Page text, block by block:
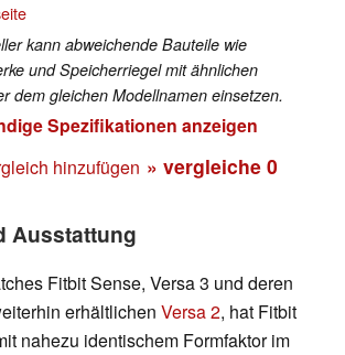
kann abweichende Bauteile wie
und Speicherriegel mit ähnlichen
dem gleichen Modellnamen einsetzen.
Spezifikationen anzeigen
hinzufügen » vergleiche 0
Ausstattung
Fitbit Sense, Versa 3 und deren
erhältlichen Versa 2, hat Fitbit
nahezu identischem Formfaktor im